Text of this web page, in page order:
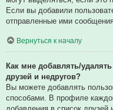
Если вы добавили
отправленные ими
Вернуться к началу
Как мне добавлять/
друзей и недругов?
Вы можете добавлять
способами. В профиле